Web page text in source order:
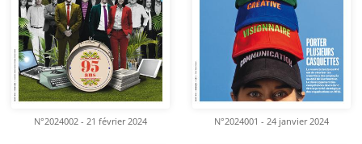
N°2024002 - 21 février 2024 N°2024001 - 24 janvier 2024